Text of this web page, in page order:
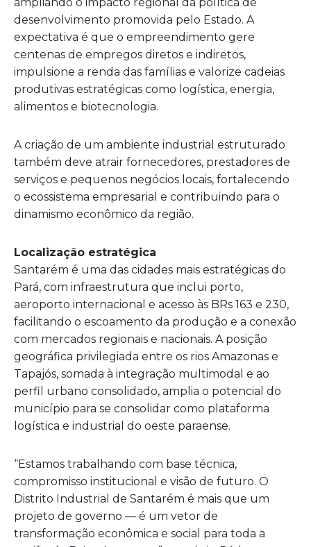
desenvolvimento promovida pelo Estado. A
expectativa é que o empreendimento gere
centenas de empregos diretos e indiretos,
impulsione a renda das famílias e valorize cadeias
produtivas estratégicas como logística, energia,
alimentos e biotecnologia.
A criação de um ambiente industrial estruturado
também deve atrair fornecedores, prestadores de
serviços e pequenos negócios locais, fortalecendo
o ecossistema empresarial e contribuindo para o
dinamismo econômico da região.
Localização estratégica
Santarém é uma das cidades mais estratégicas do
Pará, com infraestrutura que inclui porto,
aeroporto internacional e acesso às BRs 163 e 230,
facilitando o escoamento da produção e a conexão
com mercados regionais e nacionais. A posição
geográfica privilegiada entre os rios Amazonas e
Tapajós, somada à integração multimodal e ao
perfil urbano consolidado, amplia o potencial do
município para se consolidar como plataforma
logística e industrial do oeste paraense.
“Estamos trabalhando com base técnica,
compromisso institucional e visão de futuro. O
Distrito Industrial de Santarém é mais que um
projeto de governo — é um vetor de
transformação econômica e social para toda a